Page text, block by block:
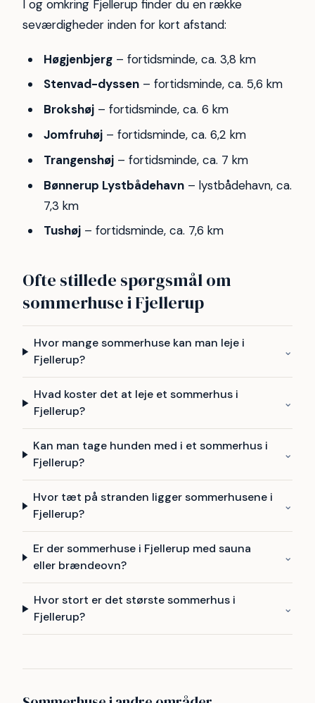
I og omkring Fjellerup finder du en række
seværdigheder inden for kort afstand:
Høgjenbjerg– fortidsminde, ca. 3,8 km
Stenvad-dyssen– fortidsminde, ca. 5,6 km
Brokshøj– fortidsminde, ca. 6 km
Jomfruhøj– fortidsminde, ca. 6,2 km
Trangenshøj– fortidsminde, ca. 7 km
Bønnerup Lystbådehavn– lystbådehavn, ca.
7,3 km
Tushøj– fortidsminde, ca. 7,6 km
Ofte stillede spørgsmål om
sommerhuse i Fjellerup
Hvor mange sommerhuse kan man leje i
Fjellerup?
⌄
Hvad koster det at leje et sommerhus i
Fjellerup?
⌄
Kan man tage hunden med i et sommerhus i
Fjellerup?
⌄
Hvor tæt på stranden ligger sommerhusene i
Fjellerup?
⌄
Er der sommerhuse i Fjellerup med sauna
eller brændeovn?
⌄
Hvor stort er det største sommerhus i
Fjellerup?
⌄